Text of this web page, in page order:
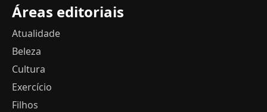
Áreas editoriais
Atualidade
Beleza
Cultura
Exercício
Filhos